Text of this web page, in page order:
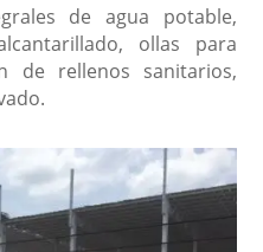
de agua potable,
ollas para
de rellenos sanitarios,